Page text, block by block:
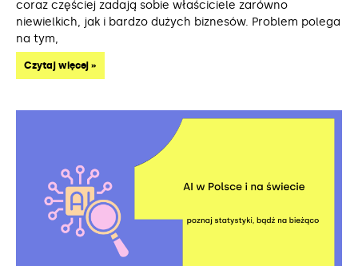
coraz częściej zadają sobie właściciele zarówno
niewielkich, jak i bardzo dużych biznesów. Problem polega
na tym,
Czytaj więcej »